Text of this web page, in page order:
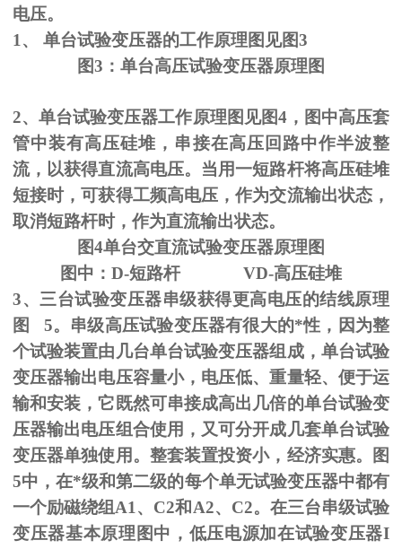
电压。
1、 单台试验变压器的工作原理图见图3
图3 ：单台高压试验变压器原理图
2、单台试验变压器工作原理图见图4 ，图中高压套
管中装有高压硅堆，串接在高压回路中作半波整
流，以获得直流高电压。当用一短路杆将高压硅堆
短接时，可获得工频高电压，作为交流输出状态，
取消短路杆时，作为直流输出状态。
图4单台交直流试验变压器原理图
图中： D-短路杆 VD-高压硅堆
3、三台试验变压器串级获得更高电压的结线原理
图 5。串级高压试验变压器有很大的*性，因为整
个试验装置由几台单台试验变压器组成，单台试验
变压器输出电压容量小，电压低、重量轻、便于运
输和安装，它既然可串接成高出几倍的单台试验变
压器输出电压组合使用，又可分开成几套单台试验
变压器单独使用。整套装置投资小，经济实惠。图
5中，在*级和第二级的每个单无试验变压器中都有
一个励磁绕组 A1 、 C2和 A2、 C2。在三台串级试验
变压器基本原理图中，低压电源加在试验变压器I